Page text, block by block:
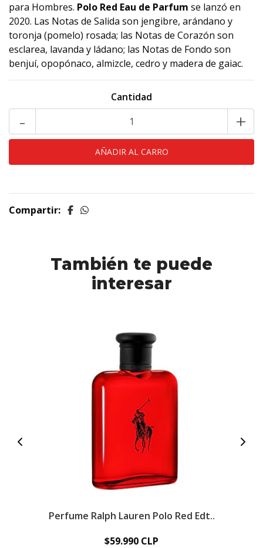
para Hombres. Polo Red Eau de Parfum se lanzó en
2020. Las Notas de Salida son jengibre, arándano y
toronja (pomelo) rosada; las Notas de Corazón son
esclarea, lavanda y ládano; las Notas de Fondo son
benjuí, opopónaco, almizcle, cedro y madera de gaiac.
Cantidad
- +
Compartir:
También te puede
interesar
Perfume Ralph Lauren Polo Red Edt..
$59.990 CLP